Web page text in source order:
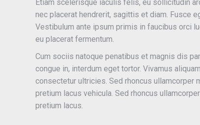
Etiam scelerisque iaculis felis, eu sollicitudin
nec placerat hendrerit, sagittis et diam. Fusce
Vestibulum ante ipsum primis in faucibus orci
eu placerat fermentum.
Cum sociis natoque penatibus et magnis dis
congue in, interdum eget tortor. Vivamus
consectetur ultricies. Sed rhoncus ullamcorper
pretium lacus vehicula. Sed rhoncus
pretium lacus.